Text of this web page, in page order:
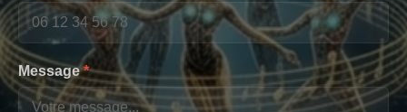
Message*